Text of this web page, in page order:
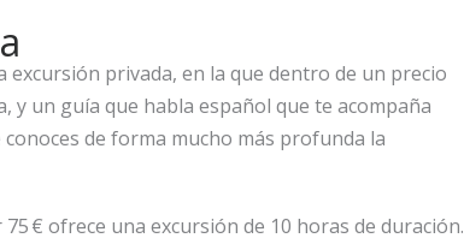
excursión privada, en la que dentro de un precio
y un guía que habla español que te acompaña
de forma mucho más profunda la
€ ofrece una excursión de 10 horas de duración.